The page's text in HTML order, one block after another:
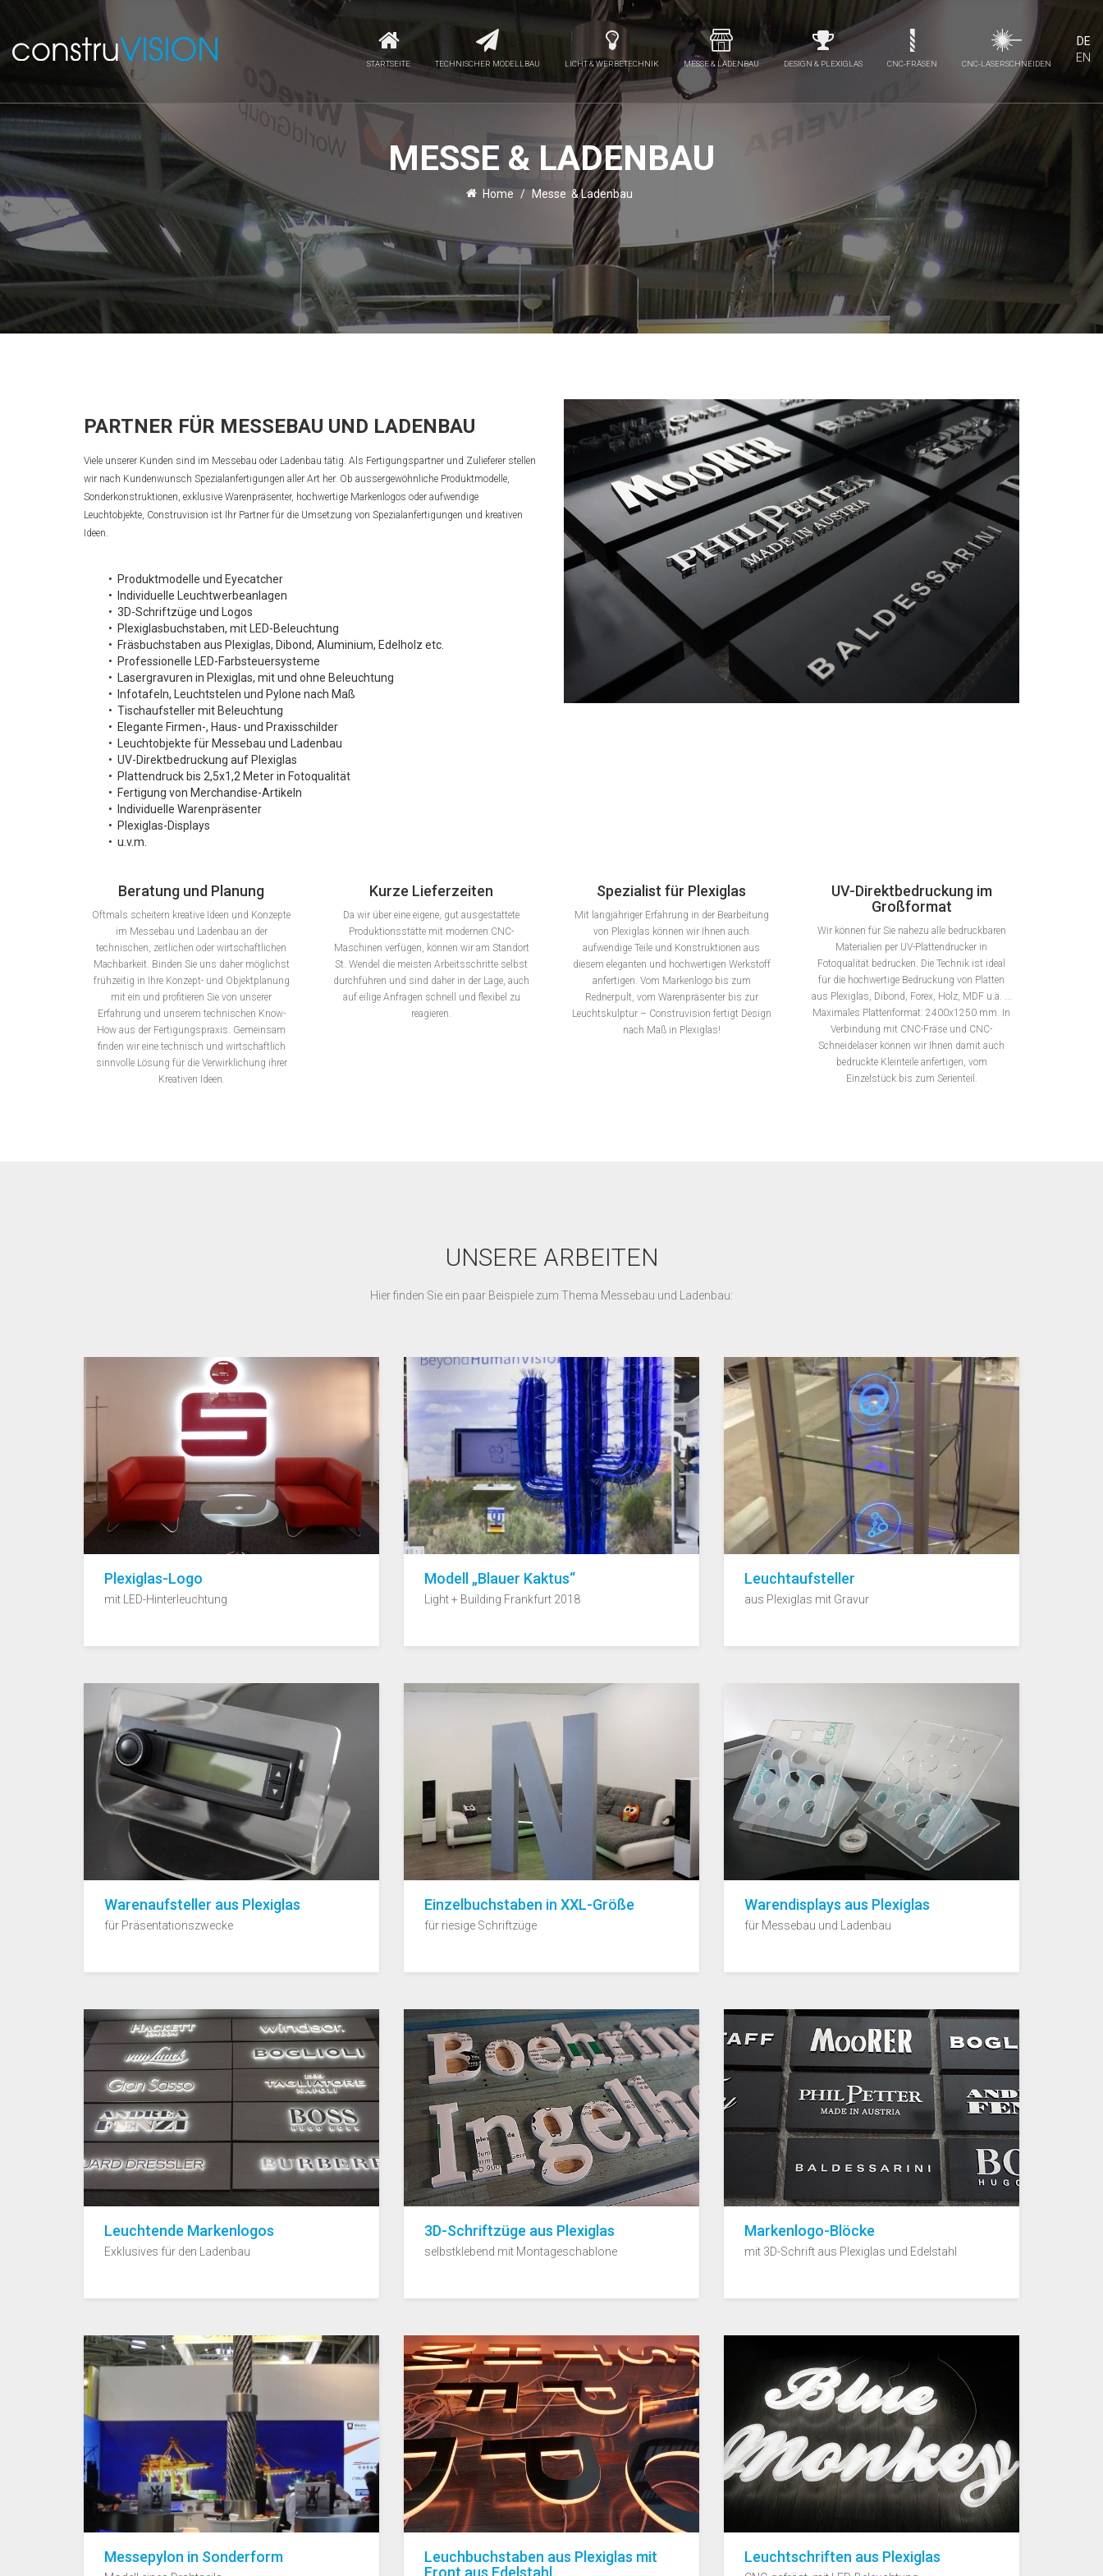
STARTSEITE TECHNISCHER MODELLBAU LICHT & WERBETECHNIK MESSE & LADENBAU DESIGN & PLEXIGLAS CNC-FRÄSEN CNC-LASERSCHNEIDEN
DE
EN
MESSE & LADENBAU
Home / Messe & Ladenbau
PARTNER FÜR MESSEBAU UND LADENBAU
Viele unserer Kunden sind im Messebau oder Ladenbau tätig. Als Fertigungspartner und Zulieferer stellen
wir nach Kundenwunsch Spezialanfertigungen aller Art her. Ob aussergewöhnliche Produktmodelle,
Sonderkonstruktionen, exklusive Warenpräsenter, hochwertige Markenlogos oder aufwendige
Leuchtobjekte, Construvision ist Ihr Partner für die Umsetzung von Spezialanfertigungen und kreativen
Ideen.
• Produktmodelle und Eyecatcher
• Individuelle Leuchtwerbeanlagen
• 3D-Schriftzüge und Logos
• Plexiglasbuchstaben, mit LED-Beleuchtung
• Fräsbuchstaben aus Plexiglas, Dibond, Aluminium, Edelholz etc.
• Professionelle LED-Farbsteuersysteme
• Lasergravuren in Plexiglas, mit und ohne Beleuchtung
• Infotafeln, Leuchtstelen und Pylone nach Maß
• Tischaufsteller mit Beleuchtung
• Elegante Firmen-, Haus- und Praxisschilder
• Leuchtobjekte für Messebau und Ladenbau
• UV-Direktbedruckung auf Plexiglas
• Plattendruck bis 2,5x1,2 Meter in Fotoqualität
• Fertigung von Merchandise-Artikeln
• Individuelle Warenpräsenter
• Plexiglas-Displays
• u.v.m.
Beratung und Planung
Oftmals scheitern kreative Ideen und Konzepte
im Messebau und Ladenbau an der
technischen, zeitlichen oder wirtschaftlichen
Machbarkeit. Binden Sie uns daher möglichst
frühzeitig in Ihre Konzept- und Objektplanung
mit ein und profitieren Sie von unserer
Erfahrung und unserem technischen Know-
How aus der Fertigungspraxis. Gemeinsam
finden wir eine technisch und wirtschaftlich
sinnvolle Lösung für die Verwirklichung ihrer
Kreativen Ideen.
Kurze Lieferzeiten
Da wir über eine eigene, gut ausgestattete
Produktionsstätte mit modernen CNC-
Maschinen verfügen, können wir am Standort
St. Wendel die meisten Arbeitsschritte selbst
durchführen und sind daher in der Lage, auch
auf eilige Anfragen schnell und flexibel zu
reagieren.
Spezialist für Plexiglas
Mit langjähriger Erfahrung in der Bearbeitung
von Plexiglas können wir Ihnen auch
aufwendige Teile und Konstruktionen aus
diesem eleganten und hochwertigen Werkstoff
anfertigen. Vom Markenlogo bis zum
Rednerpult, vom Warenpräsenter bis zur
Leuchtskulptur – Construvision fertigt Design
nach Maß in Plexiglas!
UV-Direktbedruckung im
Großformat
Wir können für Sie nahezu alle bedruckbaren
Materialien per UV-Plattendrucker in
Fotoqualität bedrucken. Die Technik ist ideal
für die hochwertige Bedruckung von Platten
aus Plexiglas, Dibond, Forex, Holz, MDF u.ä. ...
Maximales Plattenformat: 2400x1250 mm. In
Verbindung mit CNC-Fräse und CNC-
Schneidelaser können wir Ihnen damit auch
bedruckte Kleinteile anfertigen, vom
Einzelstück bis zum Serienteil.
UNSERE ARBEITEN
Hier finden Sie ein paar Beispiele zum Thema Messebau und Ladenbau:
Plexiglas-Logo
mit LED-Hinterleuchtung
Modell „Blauer Kaktus“
Light + Building Frankfurt 2018
Leuchtaufsteller
aus Plexiglas mit Gravur
Warenaufsteller aus Plexiglas
für Präsentationszwecke
Einzelbuchstaben in XXL-Größe
für riesige Schriftzüge
Warendisplays aus Plexiglas
für Messebau und Ladenbau
Leuchtende Markenlogos
Exklusives für den Ladenbau
3D-Schriftzüge aus Plexiglas
selbstklebend mit Montageschablone
Markenlogo-Blöcke
mit 3D-Schrift aus Plexiglas und Edelstahl
Messepylon in Sonderform
Leuchbuchstaben aus Plexiglas mit
Front aus Edelstahl
Leuchtschriften aus Plexiglas